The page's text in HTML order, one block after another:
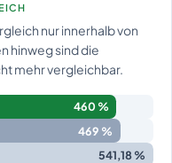
nur innerhalb von
hinweg sind die
mehr vergleichbar.
460 %
469 %
541,18 %